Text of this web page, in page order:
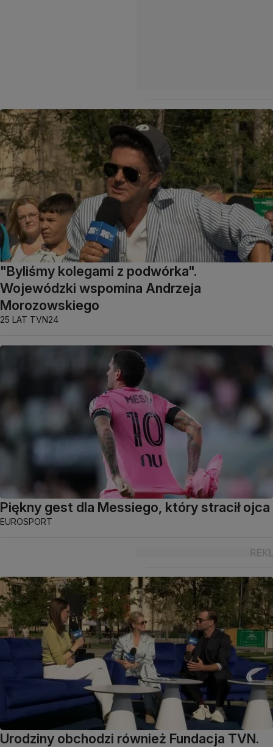
"Byliśmy kolegami z podwórka".
Wojewódzki wspomina Andrzeja
Morozowskiego
25 LAT TVN24
Piękny gest dla Messiego, który stracił ojca
EUROSPORT
Urodziny obchodzi również Fundacja TVN.